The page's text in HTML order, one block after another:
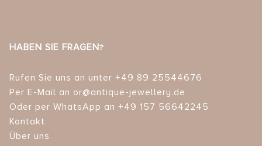
HABEN SIE FRAGEN?
Rufen Sie uns an unter +49 89 25544676
Per E-Mail an or@antique-jewellery.de
Oder per WhatsApp an +49 157 56642245
Kontakt
Über uns